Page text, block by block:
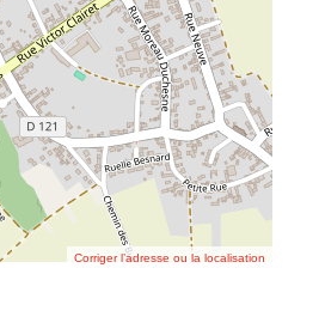
Corriger l’adresse ou la localisation